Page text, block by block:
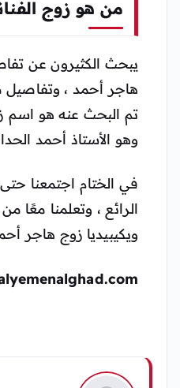
من هو زوج
يبحث الكثيرون عن
هاجر أحمد ، وتفاصيل
تم البحث عنه هو اسم
وهو الأستاذ أحمد
في الختام اجتمعنا
الرائع ، وتعلمنا
ويكيبيديا زوج هاجر